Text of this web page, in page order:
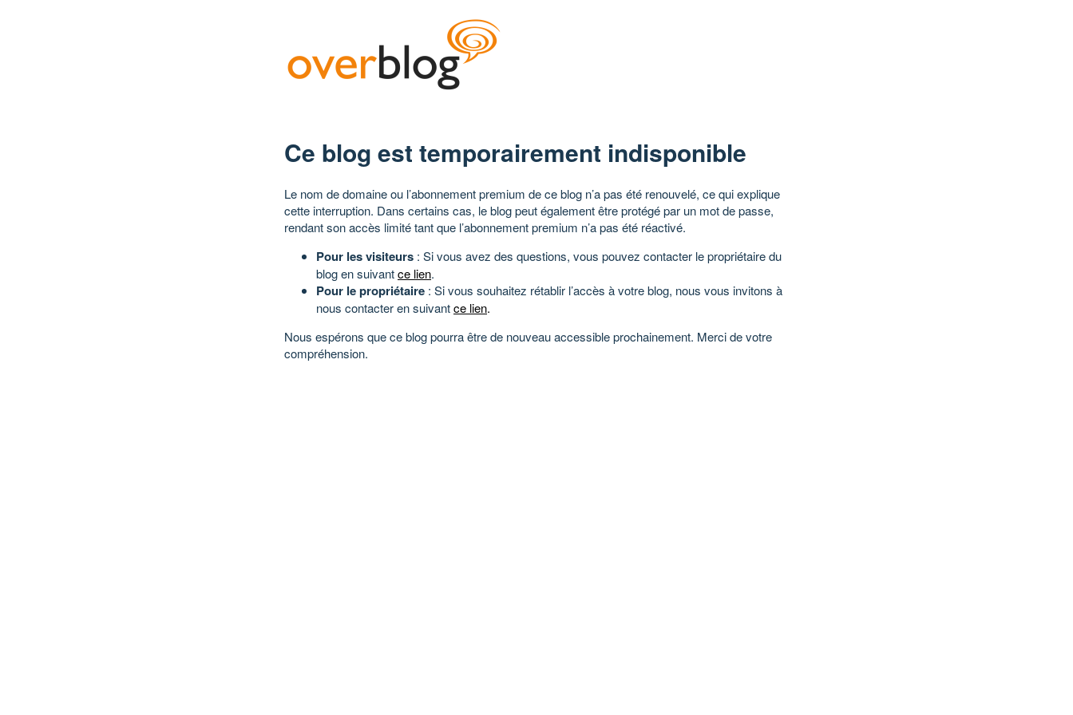
Ce blog est temporairement indisponible
Le nom de domaine ou l’abonnement premium de ce blog n’a pas été renouvelé, ce qui explique
cette interruption. Dans certains cas, le blog peut également être protégé par un mot de passe,
rendant son accès limité tant que l’abonnement premium n’a pas été réactivé.
Pour les visiteurs : Si vous avez des questions, vous pouvez contacter le propriétaire du
blog en suivantce lien.
Pour le propriétaire : Si vous souhaitez rétablir l’accès à votre blog, nous vous invitons à
nous contacter en suivantce lien.
Nous espérons que ce blog pourra être de nouveau accessible prochainement. Merci de votre
compréhension.